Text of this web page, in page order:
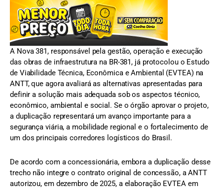
A Nova 381, responsável pela gestão, operação e execução
das obras de infraestrutura na BR-381, já protocolou o Estudo
de Viabilidade Técnica, Econômica e Ambiental (EVTEA) na
ANTT, que agora avaliará as alternativas apresentadas para
definir a solução mais adequada sob os aspectos técnico,
econômico, ambiental e social. Se o órgão aprovar o projeto,
a duplicação representará um avanço importante para a
segurança viária, a mobilidade regional e o fortalecimento de
um dos principais corredores logísticos do Brasil.
De acordo com a concessionária, embora a duplicação desse
trecho não integre o contrato original de concessão, a ANTT
autorizou, em dezembro de 2025, a elaboração EVTEA em